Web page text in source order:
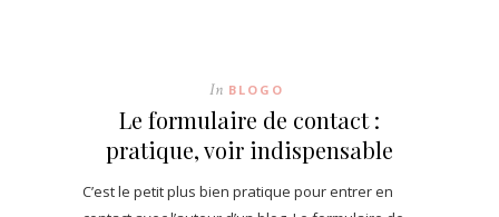
In BLOGO
Le formulaire de contact :
pratique, voir indispensable
C’est le petit plus bien pratique pour entrer en